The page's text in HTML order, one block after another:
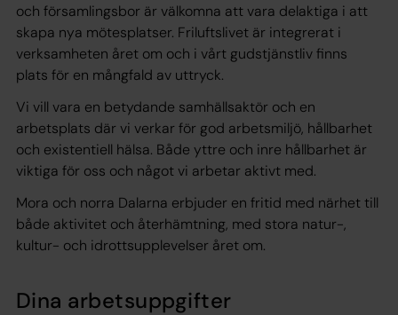
och församlingsbor är välkomna att vara delaktiga i att
skapa nya mötesplatser. Friluftslivet är integrerat i
verksamheten året om och i vårt gudstjänstliv finns
plats för en mångfald av uttryck.
Vi vill vara en betydande samhällsaktör och en
arbetsplats där vi verkar för god arbetsmiljö, hållbarhet
och existentiell hälsa. Både yttre och inre hållbarhet är
viktiga för oss och något vi arbetar aktivt med.
Mora och norra Dalarna erbjuder en fritid med närhet till
både aktivitet och återhämtning, med stora natur-,
kultur- och idrottsupplevelser året om.
Dina arbetsuppgifter